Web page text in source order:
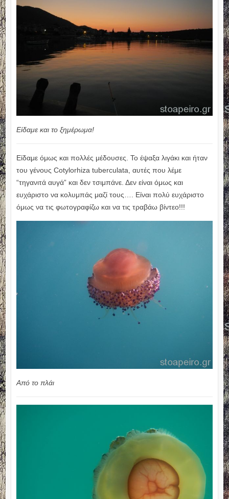
Είδαμε και το ξημέρωμα!
Είδαμε όμως και πολλές μέδουσες. Το έψαξα λιγάκι και ήταν
του γένους Cotylorhiza tuberculata, αυτές που λέμε
“τηγανιτά αυγά” και δεν τσιμπάνε. Δεν είναι όμως και
ευχάριστο να κολυμπάς μαζί τους…. Είναι πολύ ευχάριστο
όμως να τις φωτογραφίζω και να τις τραβάω βίντεο!!!
Από το πλάι